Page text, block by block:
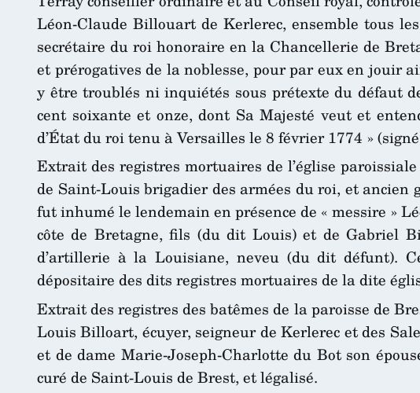
Léon-Claude Billouart de Kerlerec, ensemble tous
secrétaire du roi honoraire en la Chancellerie de
et prérogatives de la noblesse, pour par eux en jouir
y être troublés ni inquiétés sous prétexte du défaut
cent soixante et onze, dont Sa Majesté veut et
d’État du roi tenu à Versailles le 8 février 1774 »
Extrait des registres mortuaires de l’église
de Saint-Louis brigadier des armées du roi, et ancien
fut inhumé le lendemain en présence de « messire »
côte de Bretagne, fils (du dit Louis) et de Gabriel
d’artillerie à la Louisiane, neveu (du dit défunt).
dépositaire des dits registres mortuaires de la dite
Extrait des registres des batêmes de la paroisse de
Louis Billoart, écuyer, seigneur de Kerlerec et des
et de dame Marie-Joseph-Charlotte du Bot son
curé de Saint-Louis de Brest, et légalisé.